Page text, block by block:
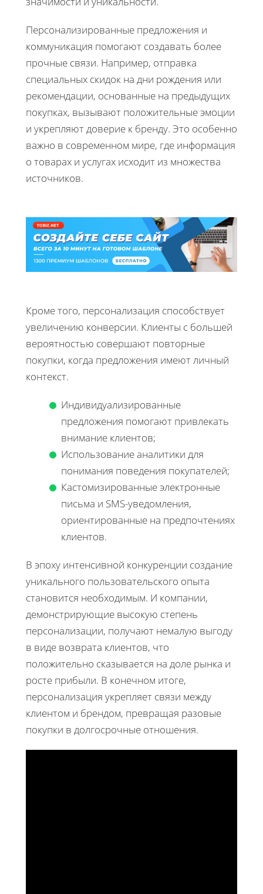
Персонализированные предложения и
коммуникация помогают создавать более
прочные связи. Например, отправка
специальных скидок на дни рождения или
рекомендации, основанные на предыдущих
покупках, вызывают положительные эмоции
и укрепляют доверие к бренду. Это особенно
важно в современном мире, где информация
о товарах и услугах исходит из множества
источников.
Кроме того, персонализация способствует
увеличению конверсии. Клиенты с большей
вероятностью совершают повторные
покупки, когда предложения имеют личный
контекст.
Индивидуализированные
предложения помогают привлекать
внимание клиентов;
Использование аналитики для
понимания поведения покупателей;
Кастомизированные электронные
письма и SMS-уведомления,
ориентированные на предпочтениях
клиентов.
В эпоху интенсивной конкуренции создание
уникального пользовательского опыта
становится необходимым. И компании,
демонстрирующие высокую степень
персонализации, получают немалую выгоду
в виде возврата клиентов, что
положительно сказывается на доле рынка и
росте прибыли. В конечном итоге,
персонализация укрепляет связи между
клиентом и брендом, превращая разовые
покупки в долгосрочные отношения.